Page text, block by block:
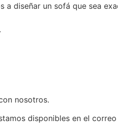
a diseñar un sofá que sea
nosotros.
disponibles en el